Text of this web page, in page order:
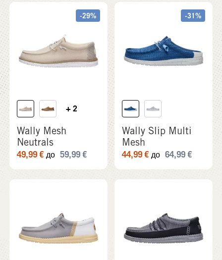
-29%
+ 2
Wally Mesh
Neutrals
49,99€ до 59,99€
-31%
Wally Slip Multi
Mesh
44,99€ до 64,99€